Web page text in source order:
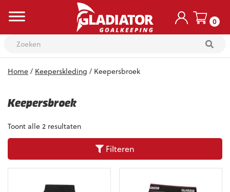
0
Home/ Keeperskleding / Keepersbroek
Keepersbroek
Toont alle 2 resultaten
Filteren